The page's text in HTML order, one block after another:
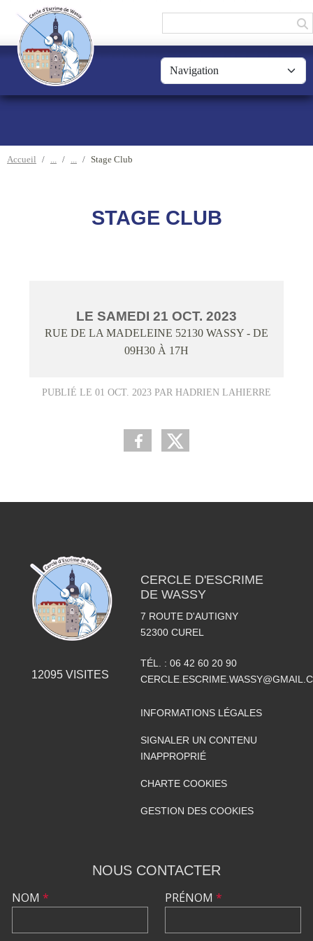
Accueil Stage Club
STAGE CLUB
LE SAMEDI 21 OCT. 2023
RUE DE LA MADELEINE 52130 WASSY - DE
09H30 À 17H
PUBLIÉ LE 01 OCT. 2023 PAR HADRIEN LAHIERRE
12095VISITES
CERCLE D'ESCRIME
DE WASSY
7 ROUTE D'AUTIGNY
52300 CUREL
TÉL. : 06 42 60 20 90
INFORMATIONS LÉGALES
SIGNALER UN CONTENU
INAPPROPRIÉ
CHARTE COOKIES
GESTION DES COOKIES
NOUS CONTACTER
NOM * PRÉNOM *
Panneau de gestion des cookies